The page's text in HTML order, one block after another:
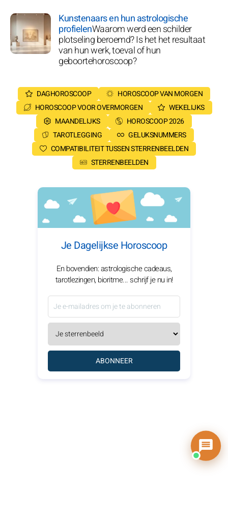
Kunstenaars en hun astrologische
profielenWaarom werd een schilder
plotseling beroemd? Is het het resultaat
van hun werk, toeval of hun
geboortehoroscoop?
DAGHOROSCOOP
HOROSCOOP VAN MORGEN
HOROSCOOP VOOR OVERMORGEN
WEKELIJKS
MAANDELIJKS
HOROSCOOP 2026
TAROTLEGGING
GELUKSNUMMERS
COMPATIBILITEIT TUSSEN STERRENBEELDEN
STERRENBEELDEN
Je Dagelijkse Horoscoop
En bovendien: astrologische cadeaus,
tarotlezingen, bioritme... schrijf je nu in!
ABONNEER